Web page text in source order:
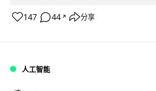
147 44 ↗ 分享
人工智能